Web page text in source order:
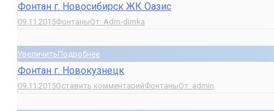
Фонтан г. Новосибирск ЖК Оазис
09.11.2015ФонтаныОт: Adm-dimka
УвеличитьПодробнее
Фонтан г. Новокузнецк
09.11.2015Оставить комментарийФонтаныОт: admin